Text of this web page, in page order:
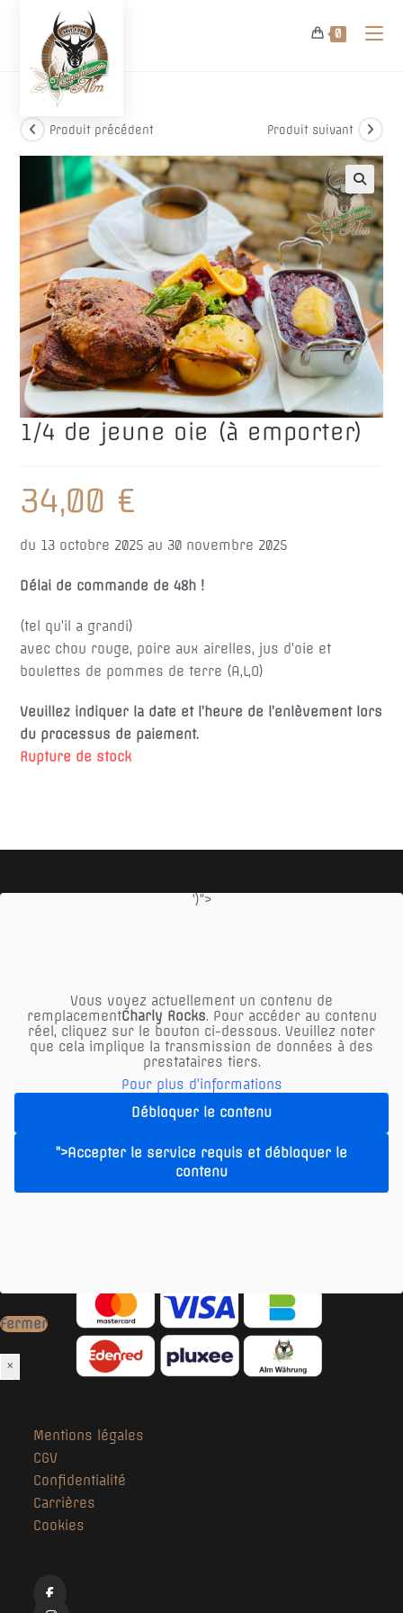
content
0
Produit précédent Produit suivant
🔍
1/4 de jeune oie (à emporter)
34,00 €
du 13 octobre 2025 au 30 novembre 2025
Délai de commande de 48h !
(tel qu’il a grandi)
avec chou rouge, poire aux airelles, jus d’oie et
boulettes de pommes de terre (A,L,O)
Veuillez indiquer la date et l’heure de l’enlèvement lors
du processus de paiement.
Rupture de stock
Le restaurant XXL à Vienne offre :
UNIQUEMENT EN HAUT sur les places de parking
ALM signalées ou derrière l'Alm au « Seyringer
- Abreuvoir pour chiens
Mentions légales
CGV
Confidentialité
Carrières
Cookies
')">
Vous voyez actuellement un contenu de
remplacementCharly Rocks. Pour accéder au contenu
réel, cliquez sur le bouton ci-dessous. Veuillez noter
que cela implique la transmission de données à des
prestataires tiers.
Pour plus d'informations
Débloquer le contenu
">Accepter le service requis et débloquer le
contenu
Fermer
×